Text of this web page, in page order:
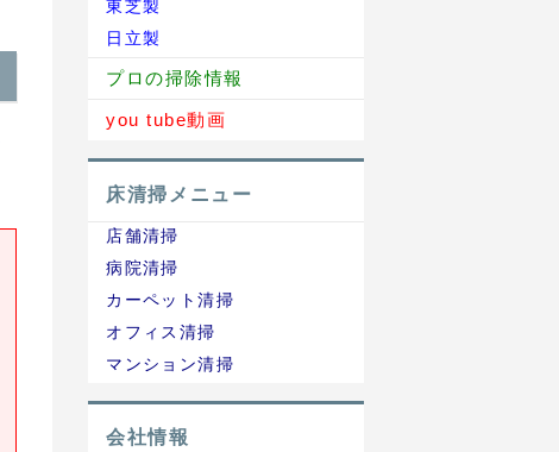
東芝製
日立製
プロの掃除情報
you tube動画
床清掃メニュー
店舗清掃
病院清掃
カーペット清掃
オフィス清掃
マンション清掃
会社情報